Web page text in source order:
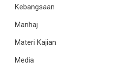
Kebangsaan
Manhaj
Materi Kajian
Media